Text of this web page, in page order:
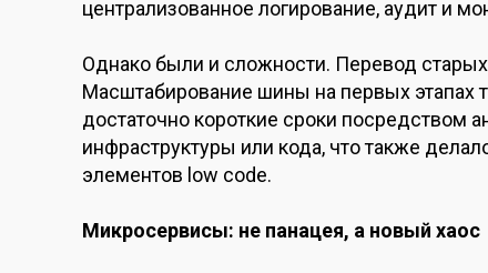
централизованное логирование, аудит и
Однако были и сложности. Перевод старых
Масштабирование шины на первых этапах
достаточно короткие сроки посредством
инфраструктуры или кода, что также
элементов low code.
Микросервисы: не панацея, а новый хаос